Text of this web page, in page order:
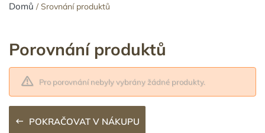
Domů Srovnání produktů
Porovnání produktů
Pro porovnání nebyly vybrány žádné produkty.
 POKRAČOVAT V NÁKUPU